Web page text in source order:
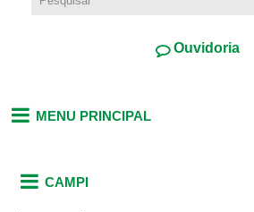
Ouvidoria
MENU PRINCIPAL
CAMPI